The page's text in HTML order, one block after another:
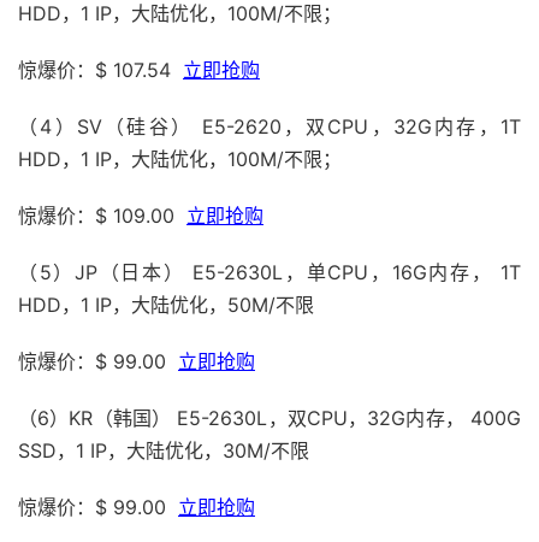
HDD，1 IP，大陆优化，100M/不限；
惊爆价：$ 107.54 立即抢购
（4）SV（硅谷） E5-2620，双CPU，32G内存，1T
HDD，1 IP，大陆优化，100M/不限；
惊爆价：$ 109.00 立即抢购
（5）JP（日本） E5-2630L，单CPU，16G内存， 1T
HDD，1 IP，大陆优化，50M/不限
惊爆价：$ 99.00 立即抢购
（6）KR（韩国） E5-2630L，双CPU，32G内存， 400G
SSD，1 IP，大陆优化，30M/不限
惊爆价：$ 99.00 立即抢购